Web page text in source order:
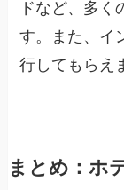
ドなど、多
す。また、イ
行してもらえ
まとめ：ホ